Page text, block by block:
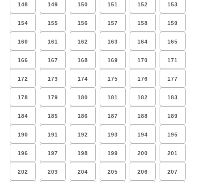
148 149 150 151 152 153
154 155 156 157 158 159
160 161 162 163 164 165
166 167 168 169 170 171
172 173 174 175 176 177
178 179 180 181 182 183
184 185 186 187 188 189
190 191 192 193 194 195
196 197 198 199 200 201
202 203 204 205 206 207